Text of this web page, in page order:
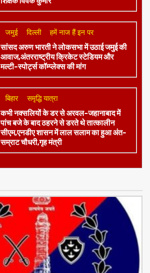
​सांसद अरुण भारती ने लोकसभा में उठाई जमुई की
आवाज,अंतरराष्ट्रीय क्रिकेट स्टेडियम और
मल्टी-स्पोर्ट्स कॉम्प्लेक्स की मांग
कभी नक्सलियों के डर से अरवल-जहानाबाद में
पांच बजे के बाद ठहरने से डरते थे तात्कालीन
सीएम,एनडीए शासन में लाल सलाम का हुआ अंत-
सम्राट चौधरी,गृह मंत्री